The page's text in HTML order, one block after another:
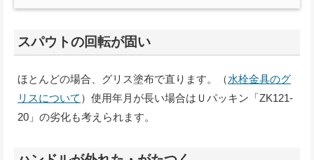
スパウトの回転が固い
ほとんどの場合、グリス塗布で直ります。（水栓金具のグ
リスについて ）使用年月が長い場合はＵパッキン「ZK121-
20」の劣化も考えられます。